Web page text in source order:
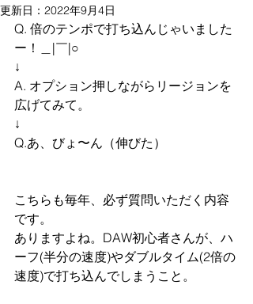
更新日： 2022年9月4日
Q. 倍のテンポで打ち込んじゃいました
ー！＿|￣|○
↓
A. オプション押しながらリージョンを
広げてみて。
↓
Q.あ、びょ〜ん（伸びた）
こちらも毎年、必ず質問いただく内容
です。
ありますよね。DAW初心者さんが、ハ
ーフ(半分の速度)やダブルタイム(2倍の
速度)で打ち込んでしまうこと。